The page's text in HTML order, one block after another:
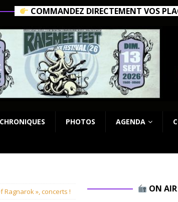
COMMANDEZ DIRECTEMENT VOS
CHRONIQUES PHOTOS AGENDA
Ragnarok », concerts ! ON